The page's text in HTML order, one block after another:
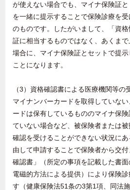
が使えない場合でも、マイナ保険証と
を一緒に提示することで保険診療を
のものです。したがいまして、「資
証に相当するものではなく、あくま
場合に、マイナ保険証とセットで提
ことになります。
（3）資格確認書による医療機関等の
マイナンバーカードを取得していな
ードは保有しているもののマイナ保
ていない場合など、被保険者または
確認を受けることができない状況に
由して申請することで保険者から交
確認書」（所定の事項を記載した書
電磁的方法による提供）により保険
す（健康保険法51条の3第1項、同法